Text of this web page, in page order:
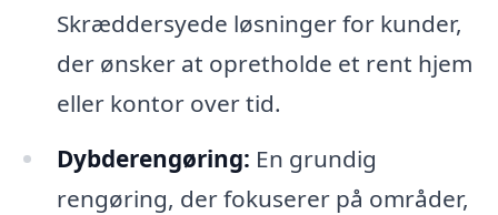
Skræddersyede løsninger for kunder,
der ønsker at opretholde et rent hjem
eller kontor over tid.
Dybderengøring: En grundig
rengøring, der fokuserer på områder,